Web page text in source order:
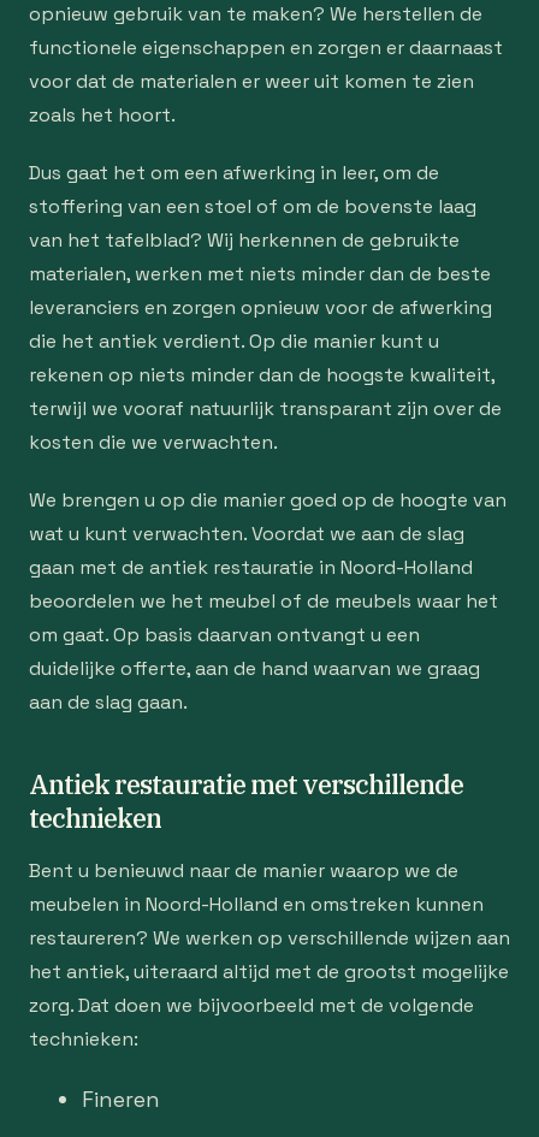
opnieuw gebruik van te maken? We herstellen de
functionele eigenschappen en zorgen er daarnaast
voor dat de materialen er weer uit komen te zien
zoals het hoort.
Dus gaat het om een afwerking in leer, om de
stoffering van een stoel of om de bovenste laag
van het tafelblad? Wij herkennen de gebruikte
materialen, werken met niets minder dan de beste
leveranciers en zorgen opnieuw voor de afwerking
die het antiek verdient. Op die manier kunt u
rekenen op niets minder dan de hoogste kwaliteit,
terwijl we vooraf natuurlijk transparant zijn over de
kosten die we verwachten.
We brengen u op die manier goed op de hoogte van
wat u kunt verwachten. Voordat we aan de slag
gaan met de antiek restauratie in Noord-Holland
beoordelen we het meubel of de meubels waar het
om gaat. Op basis daarvan ontvangt u een
duidelijke offerte, aan de hand waarvan we graag
aan de slag gaan.
Antiek restauratie met verschillende
technieken
Bent u benieuwd naar de manier waarop we de
meubelen in Noord-Holland en omstreken kunnen
restaureren? We werken op verschillende wijzen aan
het antiek, uiteraard altijd met de grootst mogelijke
zorg. Dat doen we bijvoorbeeld met de volgende
technieken:
Fineren